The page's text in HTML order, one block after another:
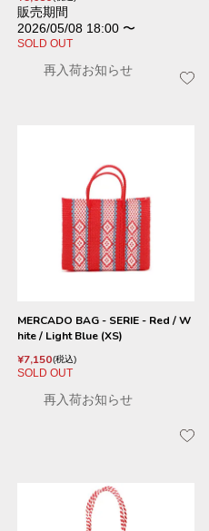
販売期間
2026/05/08 18:00 〜
SOLD OUT
再入荷お知らせ
MERCADO BAG - SERIE - Red / W
hite / Light Blue (XS)
¥7,150 税込
SOLD OUT
再入荷お知らせ